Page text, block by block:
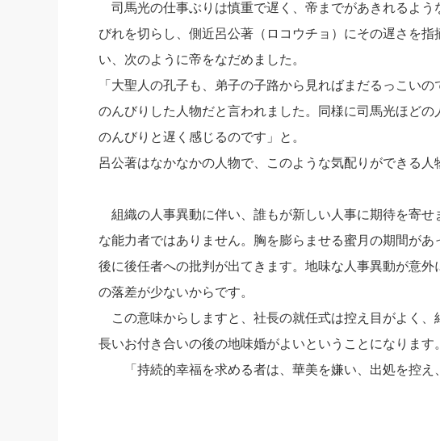
司馬光の仕事ぶりは慎重で遅く、帝までがあきれるよう
びれを切らし、側近呂公著（ロコウチョ）にその遅さを
い、次のように帝をなだめました。
「大聖人の孔子も、弟子の子路から見ればまだるっこい
のんびりした人物だと言われました。同様に司馬光ほど
のんびりと遅く感じるのです」と。
呂公著はなかなかの人物で、このような気配りができる人
組織の人事異動に伴い、誰もが新しい人事に期待を寄せ
な能力者ではありません。胸を膨らませる蜜月の期間が
後に後任者への批判が出てきます。地味な人事異動が意
の落差が少ないからです。
この意味からしますと、社長の就任式は控え目がよく、
長いお付き合いの後の地味婚がよいということになります。
「持続的幸福を求める者は、華美を嫌い、出処を控え